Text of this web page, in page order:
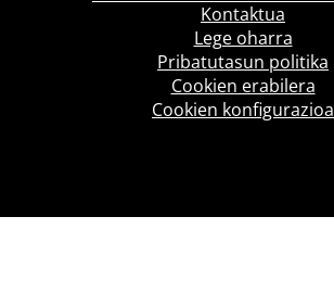
Kontaktua
Lege oharra
Pribatutasun politika
Cookien erabilera
Cookien konfigurazioa